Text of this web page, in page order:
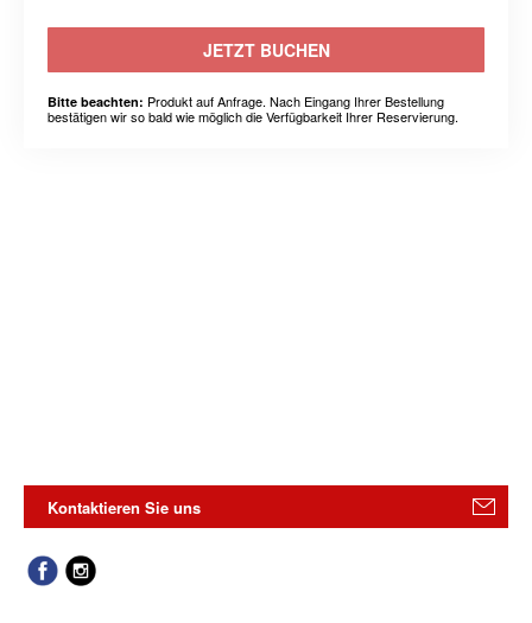
JETZT BUCHEN
Bitte beachten: Produkt auf Anfrage. Nach Eingang Ihrer Bestellung
bestätigen wir so bald wie möglich die Verfügbarkeit Ihrer Reservierung.
Kontaktieren Sie uns